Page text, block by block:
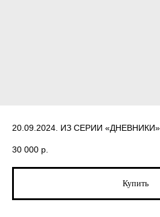
20.09.2024. ИЗ СЕРИИ «ДНЕВНИКИ»
30 000 р.
Купить